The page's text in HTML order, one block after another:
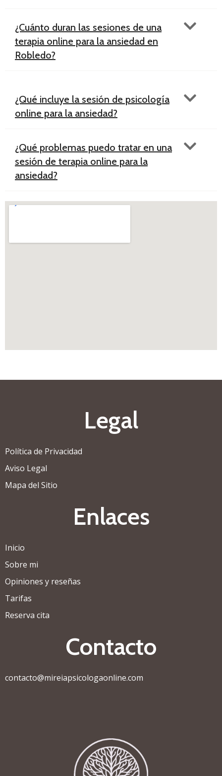
¿Cuánto duran las sesiones de una
terapia online para la ansiedad en
Robledo?
¿Qué incluye la sesión de psicología
online para la ansiedad?
¿Qué problemas puedo tratar en una
sesión de terapia online para la
ansiedad?
Legal
Política de Privacidad
Aviso Legal
Mapa del Sitio
Enlaces
Inicio
Sobre mi
Opiniones y reseñas
Tarifas
Reserva cita
Contacto
contacto@mireiapsicologaonline.com